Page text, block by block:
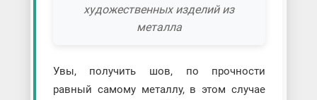
художественных изделий из
металла
Увы, получить шов, по прочности
равный самому металлу, в этом случае